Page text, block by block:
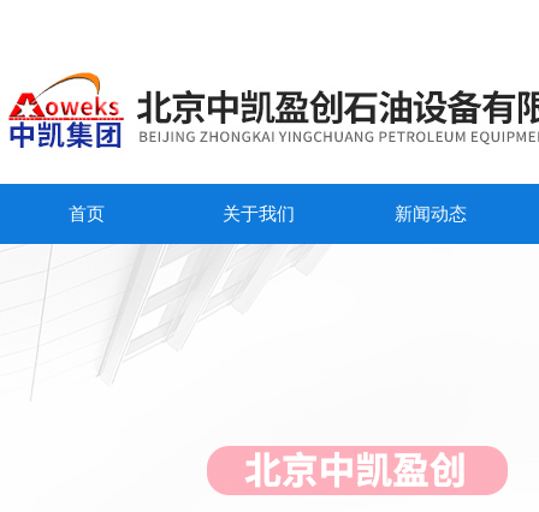
首页 关于我们 新闻动态